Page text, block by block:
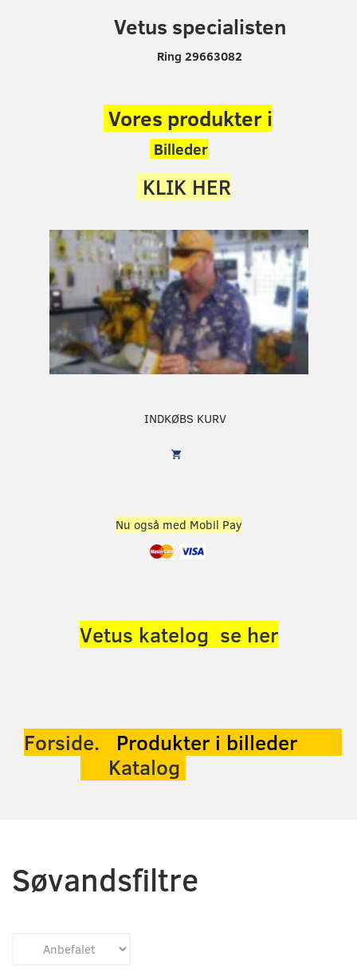
Vetus specialisten
Ring 29663082
Vores produkter i
Billeder
KLIK HER
INDKØBS KURV
Nu også med Mobil Pay
Vetus katelog se her
Forside. Produkter i billeder
Katalog
Søvandsfiltre